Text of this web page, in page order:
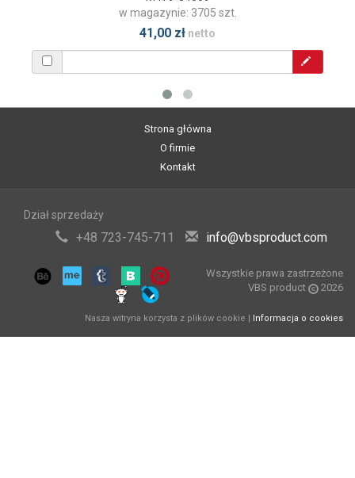
w magazynie: 3705 szt.
41,00 zł netto
Strona główna
O firmie
Kontakt
Dział sprzedaży
+48 723-745-711 info@vbsproduct.com
Wszystkie prawa zastrzeżone
VBS product
2026
Nasza witryna korzysta z plików cookie | Informacja o cookies